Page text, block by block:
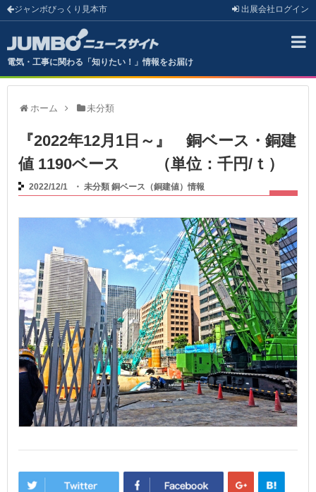
ジャンボびっくり見本市 出展会社 ログイン
電気・工事に関わる「知りたい！」情報をお届け
ホーム 未分類
『2022年12月1日～』 銅ベース・銅建
値 1190ベース （単位：千円/ｔ）
2022/12/1 ・ 未分類 銅ベース（銅建値）情報